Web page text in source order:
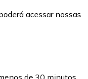
acessar nossas
de 30 minutos